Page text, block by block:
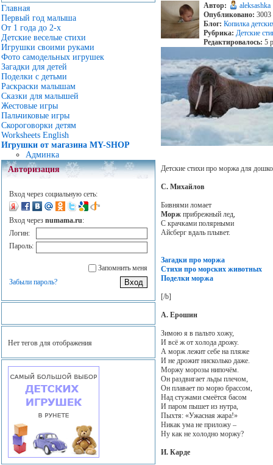
Главная
Первый год малыша
От 1 года до 2-х
Детские веселые стихи
Игрушки своими руками
Фото самодельных игрушек
Загадки для детей
Поделки с детьми
Раскраски малышам
Сказки для малышей
Жестовые игры
Пальчиковые игры
Скороговорки детям
Worksheets English
Игрушки от магазина MY-SHOP
Админка
Авторизация
Вход через социальную сеть:
Вход через numama.ru:
Логин:
Пароль:
Запомнить меня
Забыли пароль?
Нет тегов для отображения
Автор:
aleksashka
Опубликовано: 3003
Блог: Копилка
Рубрика: Детские
Редактировалось: 5
Детские стихи про моржа для
С. Михайлов
Бивнями ломает
Моржприбрежный лед,
С крачками полярными
Айсберг вдаль плывет.
Загадки про моржа
Стихи про морских животных
Поделки моржа
[/b]
А. Ерошин
Зимою я в пальто хожу,
И всё ж от холода дрожу.
А морж лежит себе на пляже
И не дрожит нисколько даже.
Моржу морозы нипочём.
Он раздвигает льды плечом,
Он плавает по морю брассом,
Над стужами смеётся басом
И паром пышет из нутра,
Пыхтя: «Ужасная жара!»
Никак ума не приложу –
Ну как не холодно моржу?
И. Карде